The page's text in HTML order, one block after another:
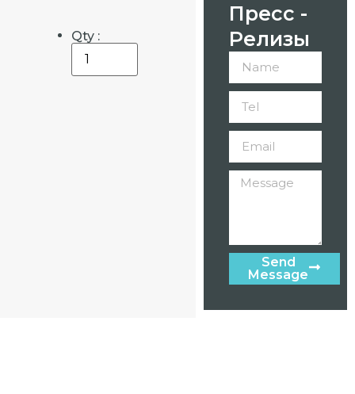
Qty :
Пресс -
Релизы
Send
Message